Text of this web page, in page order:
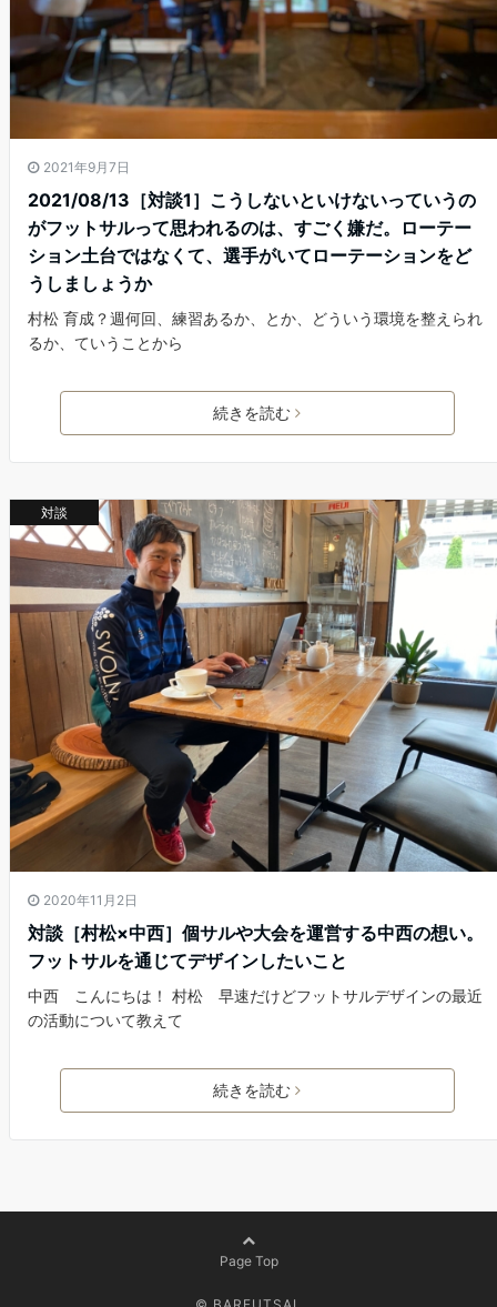
2021年9月7日
2021/08/13［対談1］こうしないといけないっていうの
がフットサルって思われるのは、すごく嫌だ。ローテー
ション土台ではなくて、選手がいてローテーションをど
うしましょうか
村松 育成？週何回、練習あるか、とか、どういう環境を整えられ
るか、ていうことから
続きを読む
対談
2020年11月2日
対談［村松×中西］個サルや大会を運営する中西の想い。
フットサルを通じてデザインしたいこと
中西 こんにちは！ 村松 早速だけどフットサルデザインの最近
の活動について教えて
続きを読む
Page Top